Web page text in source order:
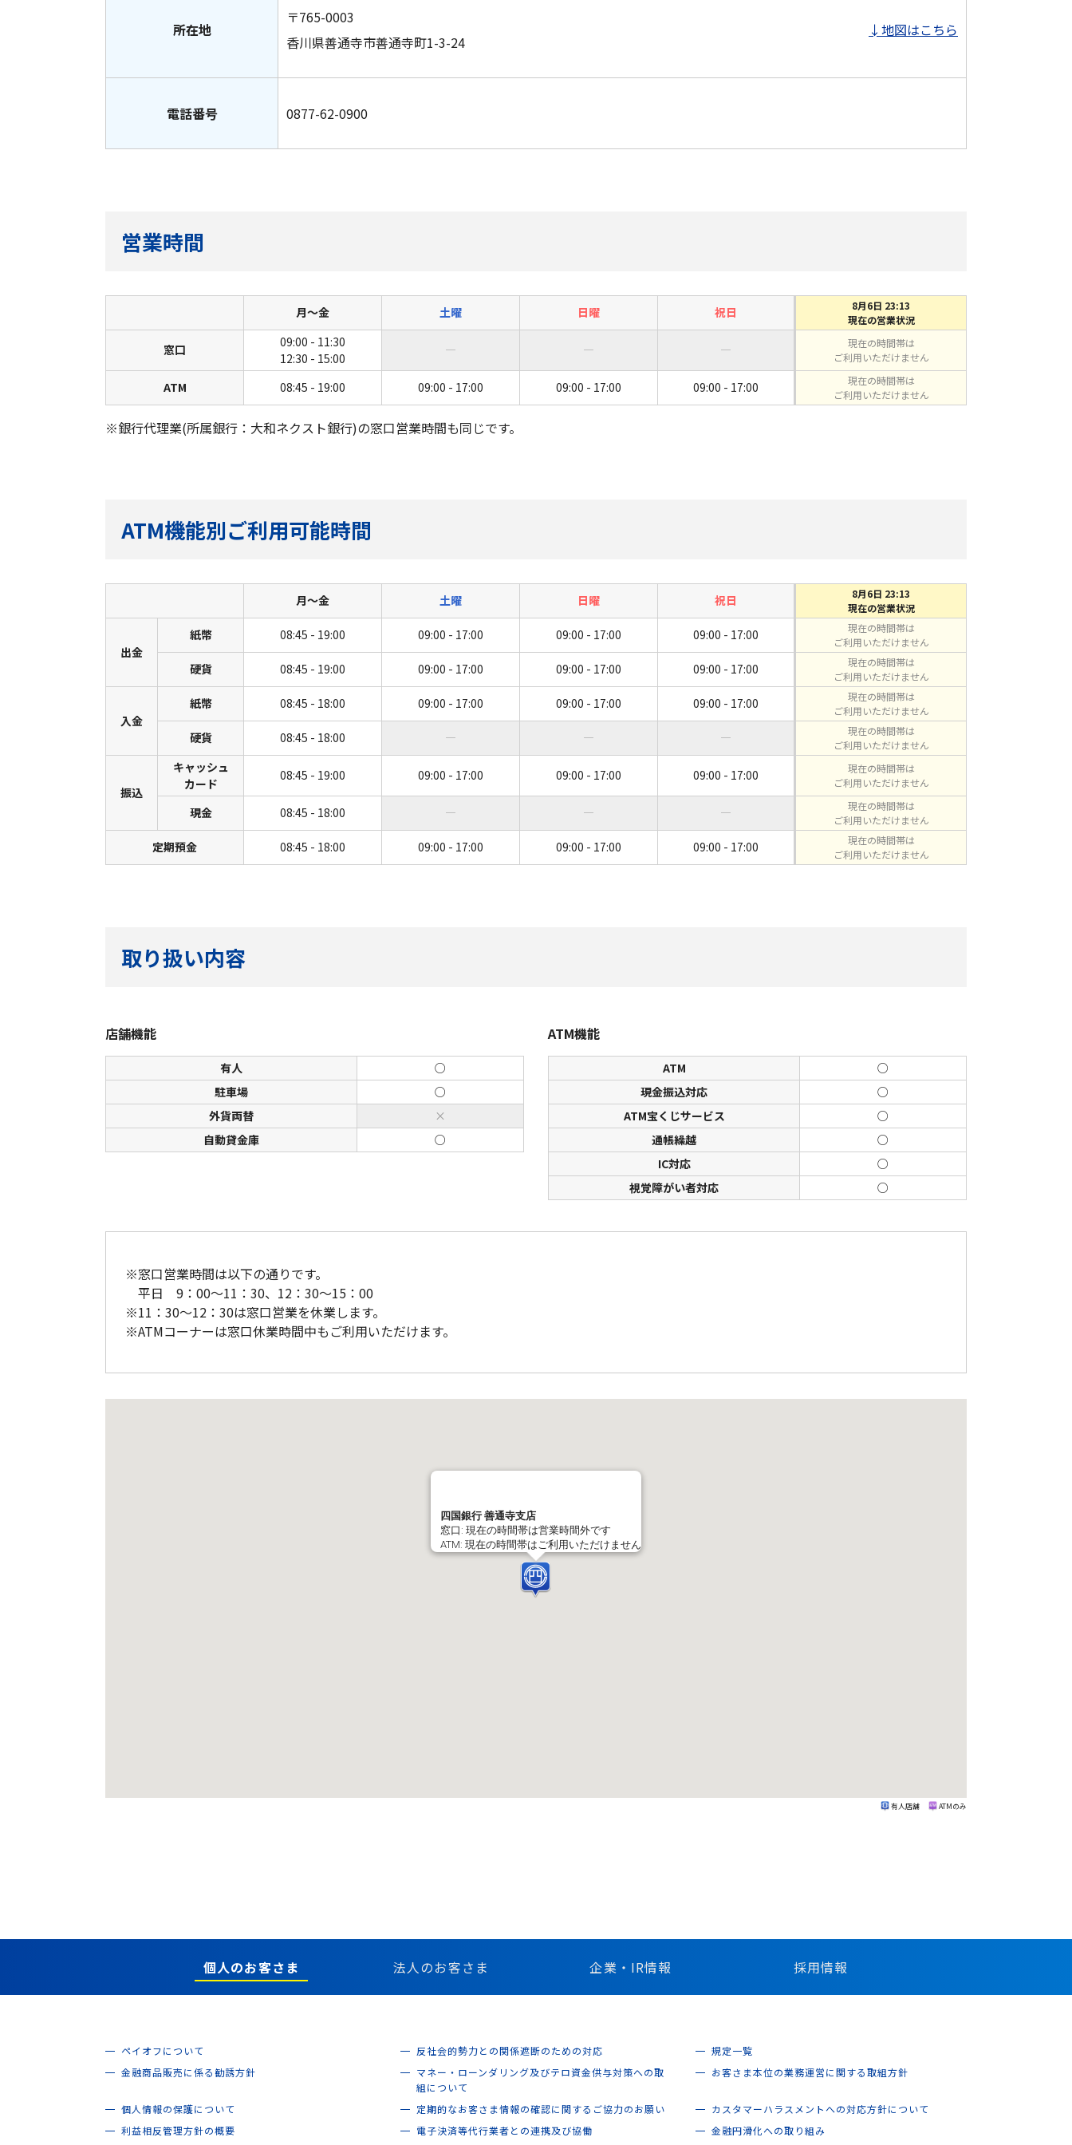
所在地 ↓地図はこちら
〒765-0003
香川県善通寺市善通寺町1-3-24
電話番号 0877-62-0900
営業時間
月〜金 土曜 日曜 祝日
8月6日 23:13
現在の営業状況
窓口
09:00 - 11:30
12:30 - 15:00
― ― ―
現在の時間帯は
ご利用いただけません
ATM 08:45 - 19:00 09:00 - 17:00 09:00 - 17:00 09:00 - 17:00
現在の時間帯は
ご利用いただけません
※銀行代理業(所属銀行：大和ネクスト銀行)の窓口営業時間も同じです。
ATM機能別ご利用可能時間
月〜金 土曜 日曜 祝日
8月6日 23:13
現在の営業状況
出金
紙幣 08:45 - 19:00 09:00 - 17:00 09:00 - 17:00 09:00 - 17:00
現在の時間帯は
ご利用いただけません
硬貨 08:45 - 19:00 09:00 - 17:00 09:00 - 17:00 09:00 - 17:00
現在の時間帯は
ご利用いただけません
入金
紙幣 08:45 - 18:00 09:00 - 17:00 09:00 - 17:00 09:00 - 17:00
現在の時間帯は
ご利用いただけません
硬貨 08:45 - 18:00 ― ― ―
現在の時間帯は
ご利用いただけません
振込
キャッシュ
カード
08:45 - 19:00 09:00 - 17:00 09:00 - 17:00 09:00 - 17:00
現在の時間帯は
ご利用いただけません
現金 08:45 - 18:00 ― ― ―
現在の時間帯は
ご利用いただけません
定期預金 08:45 - 18:00 09:00 - 17:00 09:00 - 17:00 09:00 - 17:00
現在の時間帯は
ご利用いただけません
取り扱い内容
店舗機能
有人
○
駐車場
○
外貨両替
×
自動貸金庫
○
ATM機能
ATM
○
現金振込対応
○
ATM宝くじサービス
○
通帳繰越
○
IC対応
○
視覚障がい者対応
○
※窓口営業時間は以下の通りです。
平日 9：00～11：30、12：30～15：00
※11：30～12：30は窓口営業を休業します。
※ATMコーナーは窓口休業時間中もご利用いただけます。
四国銀行 善通寺支店
窓口: 現在の時間帯は営業時間外です
ATM: 現在の時間帯はご利用いただけません
有人店舗 ATMのみ
個人のお客さま 法人のお客さま 企業・IR情報 採用情報
ペイオフについて 反社会的勢力との関係遮断のための対応
規定一覧
金融商品販売に係る勧誘方針
マネー・ローンダリング及びテロ資金供与対策への取
組について
お客さま本位の業務運営に関する取組方針
個人情報の保護について 定期的なお客さま情報の確認に関するご協力のお願い
カスタマーハラスメントへの対応方針について
利益相反管理方針の概要
電子決済等代行業者との連携及び協働 金融円滑化への取り組み